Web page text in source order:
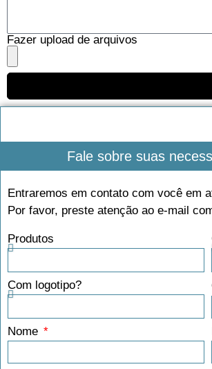
Fazer upload de arquivos
Fale sobre suas
Entraremos em contato com você em
Por favor, preste atenção ao e-mail
Produtos
Com logotipo?
Nome